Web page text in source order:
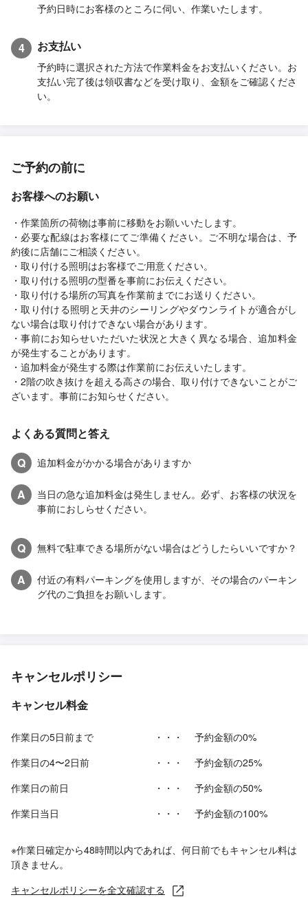
予約日時にお客様のところに伺い、作業いたします。
4 お支払い
予約時に選択された方法で作業料金をお支払いください。お
支払い完了後は領収書などを受け取り、金額をご確認くださ
い。
ご予約の前に
お客様へのお願い
・作業箇所の荷物は事前に移動をお願いいたします。
・必要な配線はお客様にてご準備ください。ご不明な場合は、予
約後に店舗にご相談ください。
・取り付ける照明はお客様でご用意ください。
・取り付ける照明の型番を事前にお伝えください。
・取り付ける場所の写真を作業前までにお送りください。
・取り付ける照明と天井のシーリングやダウンライトが適合がし
ない場合は取り付けできない場合があります。
・事前にお知らせいただいた状況と大きく異なる場合、追加料金
が発生することがあります。
・追加料金が発生する際は作業前にお伝えいたします。
・2階の吹き抜けを超える高さの場合、取り付けできないことがご
ざいます。事前にお知らせください。
よくある質問と答え
Q
追加料金がかかる場合がありますか
A
当日の急な追加料金は発生しません。必ず、お客様の状況を
事前におしらせください。
Q 無料で駐車できる場所がない場合はどうしたらいいですか？
A
付近の有料パーキングを使用しますが、その場合のパーキン
グ代のご負担をお願いします。
キャンセルポリシー
キャンセル料金
作業日の5日前まで ・・・
予約金額の0%
作業日の4〜2日前
・・・
予約金額の25%
作業日の前日
・・・
予約金額の50%
作業日当日
・・・ 予約金額の100%
※作業日確定から48時間以内であれば、何日前でもキャンセル料は
頂きません。
キャンセルポリシーを全文確認する